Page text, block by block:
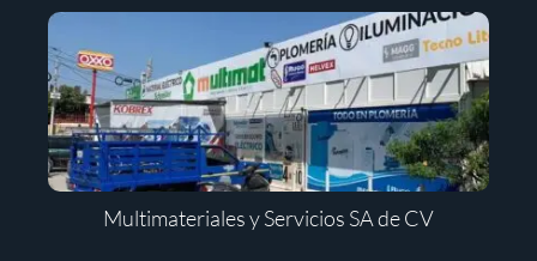
Multimateriales y Servicios SA de CV